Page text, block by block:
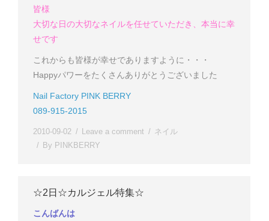
皆様
大切な日の大切なネイルを任せていただき、本当に幸
せです
これからも皆様が幸せでありますように・・・
Happyパワーをたくさんありがとうございました
Nail Factory PINK BERRY
089-915-2015
2010-09-02 Leave a comment
ネイル
By PINKBERRY
☆2日☆カルジェル特集☆
こんばんは